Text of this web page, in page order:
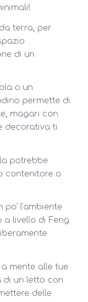
terra, per
di un
o un
permette di
magari con
decorativa ti
potrebbe
contenitore o
l’ambiente
a livello di Feng
mente alle tue
di un letto con
delle